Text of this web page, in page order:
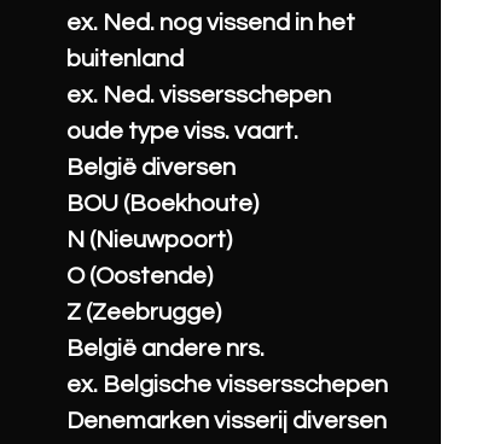
ex. Ned. nog vissend in het
buitenland
ex. Ned. vissersschepen
oude type viss. vaart.
België diversen
BOU (Boekhoute)
N (Nieuwpoort)
O (Oostende)
Z (Zeebrugge)
België andere nrs.
ex. Belgische vissersschepen
Denemarken visserij diversen